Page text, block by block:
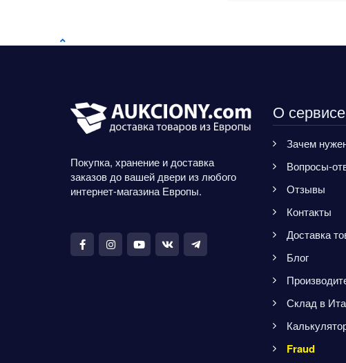
Покупка, хранение и доставка
заказов до вашей двери из любого
интернет-магазина Европы.
О сервисе
Зачем
Вопросы-
Отзывы
Контакты
Доставка
Блог
Склад в
Fraud